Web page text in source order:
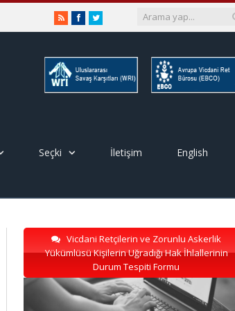
RSSFacebookTwitter
Seçki İletişim English
Vicdani Retçilerin ve Zorunlu Askerlik
Yükümlüsü Kişilerin Uğradığı Hak İhlallerinin
Durum Tespiti Formu